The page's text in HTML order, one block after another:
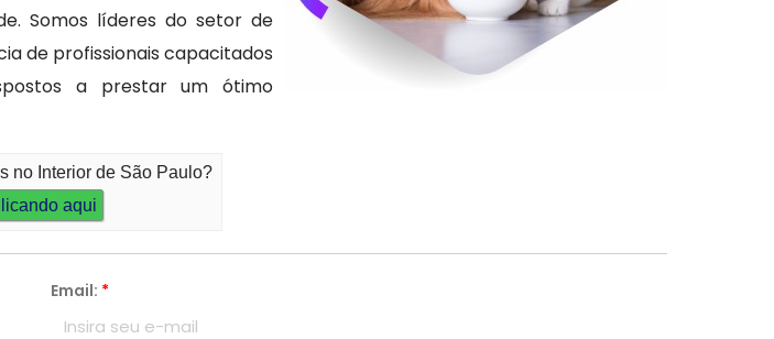
Somos líderes do setor de
de profissionais capacitados
a prestar um ótimo
no Interior de São Paulo?
aqui
Email: *